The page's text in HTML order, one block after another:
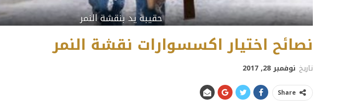
حقيبة يد بنقشة النمر
نصائح اختيار اكسسوارات نقشة النمر
تاريخ نوفمبر 28, 2017
Share